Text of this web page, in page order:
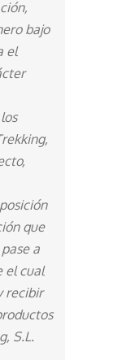
bajo
el
que
a
el cual
recibir
S.L.